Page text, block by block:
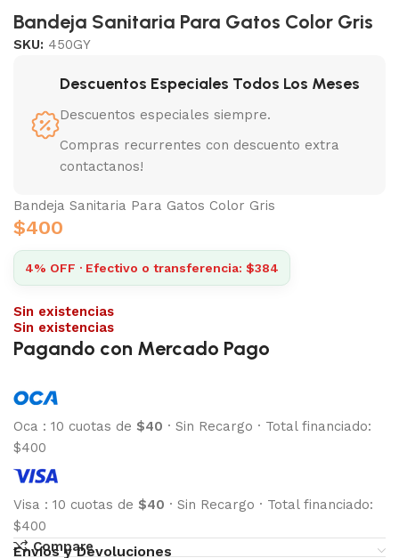
Bandeja Sanitaria Para Gatos Color Gris
SKU: 450GY
Descuentos Especiales Todos Los Meses
Descuentos especiales siempre.
Compras recurrentes con descuento extra
contactanos!
Bandeja Sanitaria Para Gatos Color Gris
$400
4% OFF · Efectivo o transferencia: $384
Sin existencias
Sin existencias
Pagando con Mercado Pago
Oca : 10 cuotas de $40 · Sin Recargo · Total financiado:
$400
Visa : 10 cuotas de $40 · Sin Recargo · Total financiado:
$400
Compare
Envíos y Devoluciones